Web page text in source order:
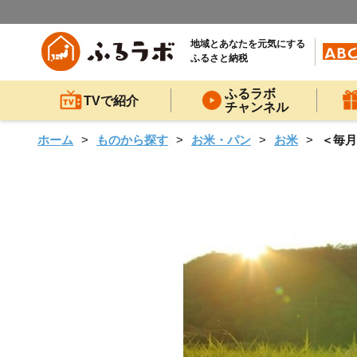
地域とあなたを元気にする
ふるさと納税
TVで紹介
ふるラボ
チャンネル
ホーム ものから探す お米・パン お米 ＜毎